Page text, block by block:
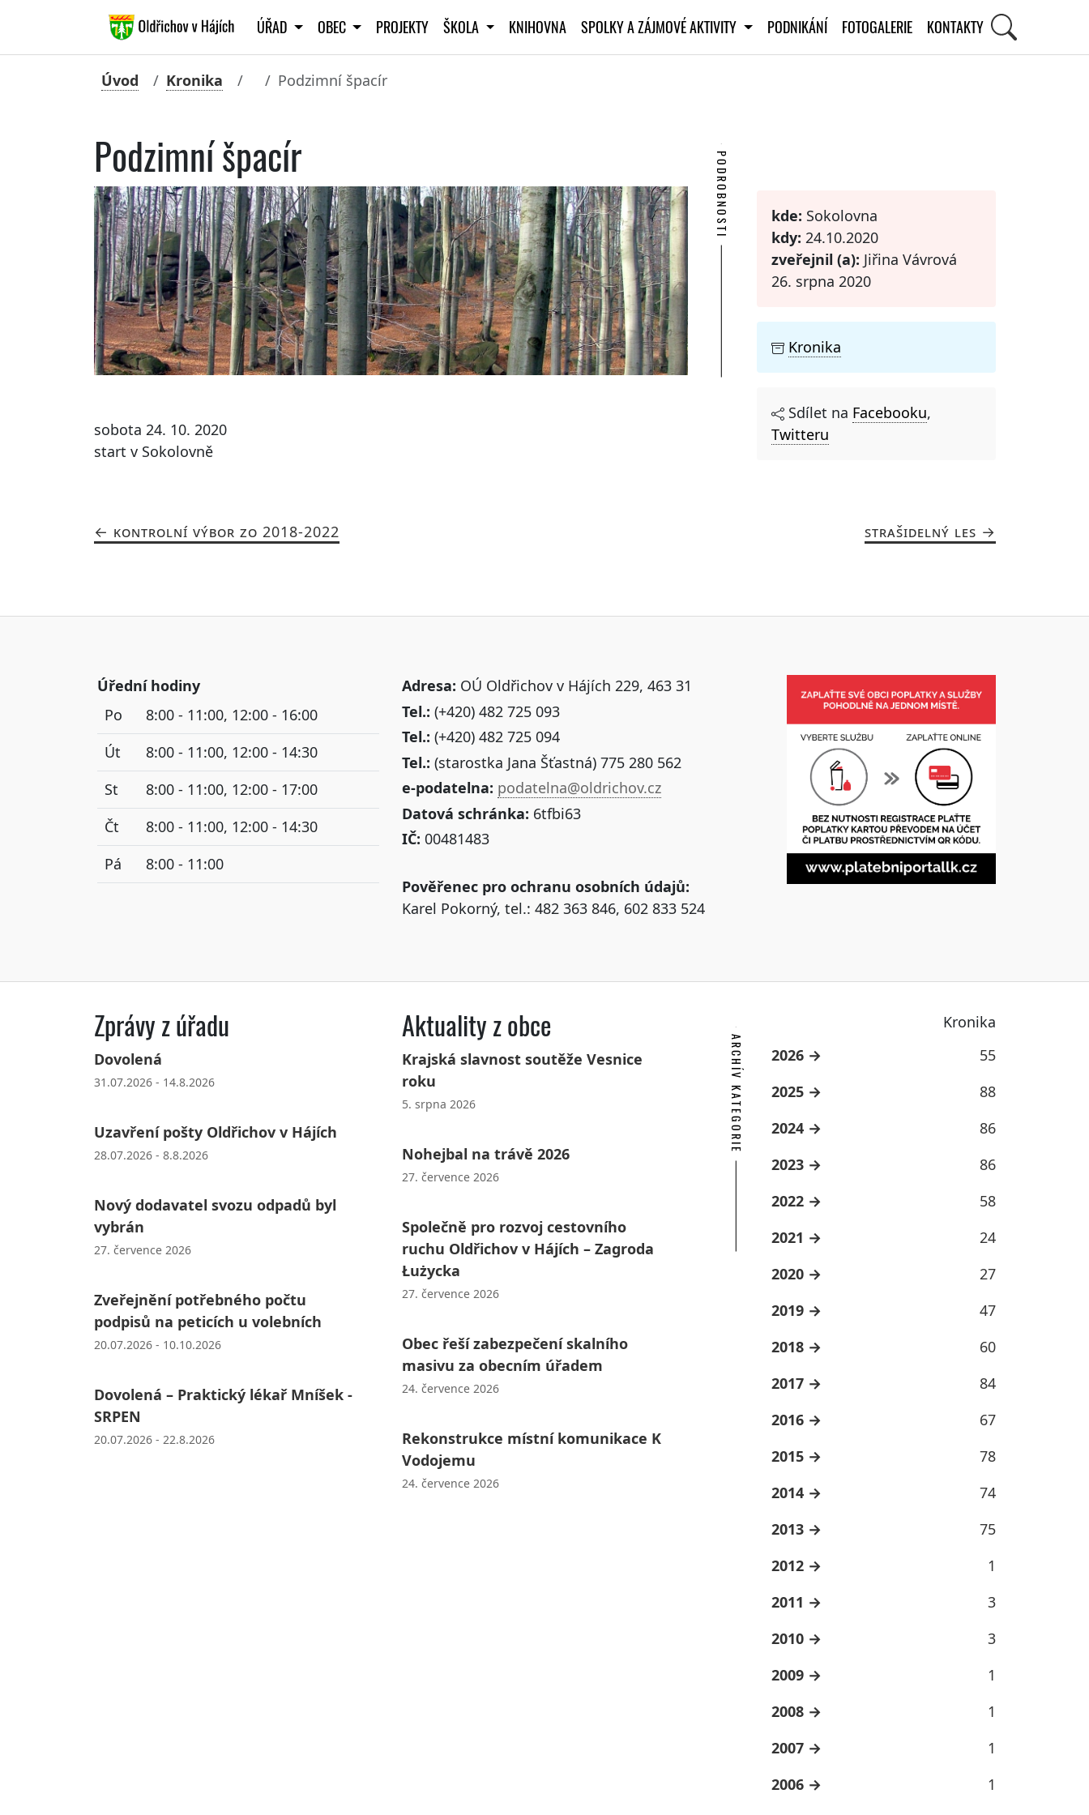
ÚŘAD OBEC PROJEKTY ŠKOLA KNIHOVNA SPOLKY A ZÁJMOVÉ AKTIVITY PODNIKÁNÍ FOTOGALERIE KONTAKTY
Úvod Kronika Podzimní špacír
Podzimní špacír
sobota 24. 10. 2020
start v Sokolovně
PODROBNOSTI kde: Sokolovna
kdy: 24.10.2020
zveřejnil (a): Jiřina Vávrová
26. srpna 2020
Kronika
Sdílet na Facebooku,
Twitteru
KONTROLNÍ VÝBOR ZO 2018-2022 STRAŠIDELNÝ LES
Úřední hodiny
Po
8:00 - 11:00, 12:00 - 16:00
Út
8:00 - 11:00, 12:00 - 14:30
St
8:00 - 11:00, 12:00 - 17:00
Čt
8:00 - 11:00, 12:00 - 14:30
Pá
8:00 - 11:00
Adresa: OÚ Oldřichov v Hájích 229, 463 31
Tel.: (+420) 482 725 093
Tel.: (+420) 482 725 094
Tel.: (starostka Jana Šťastná) 775 280 562
e-podatelna: podatelna@oldrichov.cz
Datová schránka: 6tfbi63
IČ: 00481483
Pověřenec pro ochranu osobních údajů:
Karel Pokorný, tel.: 482 363 846, 602 833 524
Zprávy z úřadu
Dovolená
31.07.2026 - 14.8.2026
Uzavření pošty Oldřichov v Hájích
28.07.2026 - 8.8.2026
Nový dodavatel svozu odpadů byl
vybrán
27. července 2026
Zveřejnění potřebného počtu
podpisů na peticích u volebních
20.07.2026 - 10.10.2026
Dovolená – Praktický lékař Mníšek -
SRPEN
20.07.2026 - 22.8.2026
Aktuality z obce
Krajská slavnost soutěže Vesnice
roku
5. srpna 2026
Nohejbal na trávě 2026
27. července 2026
Společně pro rozvoj cestovního
ruchu Oldřichov v Hájích – Zagroda
Łużycka
27. července 2026
Obec řeší zabezpečení skalního
masivu za obecním úřadem
24. července 2026
Rekonstrukce místní komunikace K
Vodojemu
24. července 2026
Kronika
ARCHÍV KATEGORIE 2026
55
2025
88
2024
86
2023
86
2022
58
2021
24
2020
27
2019
47
2018
60
2017
84
2016
67
2015
78
2014
74
2013
75
2012
1
2011
3
2010
3
2009
1
2008
1
2007
1
2006
1